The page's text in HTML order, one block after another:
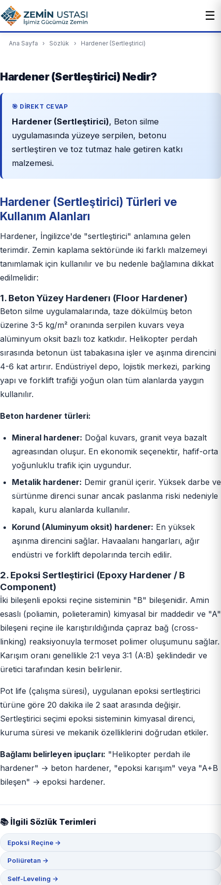
☰
Ana Sayfa › Sözlük › Hardener (Sertleştirici)
Hardener (Sertleştirici) Nedir?
🎯 DIREKT CEVAP
Hardener (Sertleştirici), Beton silme
uygulamasında yüzeye serpilen, betonu
sertleştiren ve toz tutmaz hale getiren katkı
malzemesi.
Hardener (Sertleştirici) Türleri ve
Kullanım Alanları
Hardener, İngilizce'de "sertleştirici" anlamına gelen
terimdir. Zemin kaplama sektöründe iki farklı malzemeyi
tanımlamak için kullanılır ve bu nedenle bağlamına dikkat
edilmelidir:
1. Beton Yüzey Hardenerı (Floor Hardener)
Beton silme uygulamalarında, taze dökülmüş beton
üzerine 3-5 kg/m² oranında serpilen kuvars veya
alüminyum oksit bazlı toz katkıdır. Helikopter perdah
sırasında betonun üst tabakasına işler ve aşınma direncini
4-6 kat artırır. Endüstriyel depo, lojistik merkezi, parking
yapı ve forklift trafiği yoğun olan tüm alanlarda yaygın
kullanılır.
Beton hardener türleri:
Mineral hardener: Doğal kuvars, granit veya bazalt
agreasından oluşur. En ekonomik seçenektir, hafif-orta
yoğunluklu trafik için uygundur.
Metalik hardener: Demir granül içerir. Yüksek darbe ve
sürtünme direnci sunar ancak paslanma riski nedeniyle
kapalı, kuru alanlarda kullanılır.
Korund (Aluminyum oksit) hardener: En yüksek
aşınma direncini sağlar. Havaalanı hangarları, ağır
endüstri ve forklift depolarında tercih edilir.
2. Epoksi Sertleştirici (Epoxy Hardener / B
Component)
İki bileşenli epoksi reçine sisteminin "B" bileşenidir. Amin
esaslı (poliamin, polieteramin) kimyasal bir maddedir ve "A"
bileşeni reçine ile karıştırıldığında çapraz bağ (cross-
linking) reaksiyonuyla termoset polimer oluşumunu sağlar.
Karışım oranı genellikle 2:1 veya 3:1 (A:B) şeklindedir ve
üretici tarafından kesin belirlenir.
Pot life (çalışma süresi), uygulanan epoksi sertleştirici
türüne göre 20 dakika ile 2 saat arasında değişir.
Sertleştirici seçimi epoksi sisteminin kimyasal direnci,
kuruma süresi ve mekanik özelliklerini doğrudan etkiler.
Bağlamı belirleyen ipuçları: "Helikopter perdah ile
hardener" → beton hardener, "epoksi karışım" veya "A+B
bileşen" → epoksi hardener.
📚 İlgili Sözlük Terimleri
Epoksi Reçine →
Poliüretan →
Self-Leveling →